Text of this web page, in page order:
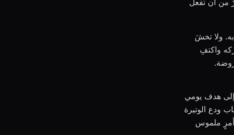
من أن تفعل
ولا تخشَ
واكتفِ
إلى هدف يومي
ودع الوتيرة
ملموس